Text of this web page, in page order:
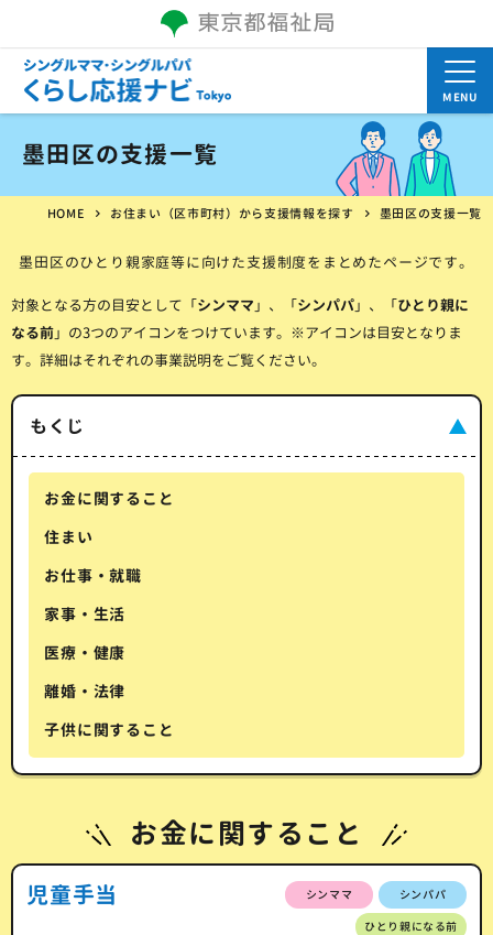
MENU
墨田区の支援一覧
HOME お住まい（区市町村）から支援情報を探す 墨田区の支援一覧
墨田区のひとり親家庭等に向けた支援制度をまとめたページです。
対象となる方の目安として「シンママ 」、「シンパパ」、「ひとり親に
なる前」の3つのアイコンをつけています。※アイコンは目安となりま
す。詳細はそれぞれの事業説明をご覧ください。
もくじ
お金に関すること
住まい
お仕事・就職
家事・生活
医療・健康
離婚・法律
子供に関すること
お金に関すること
児童手当 シンママ シンパパ
ひとり親になる前